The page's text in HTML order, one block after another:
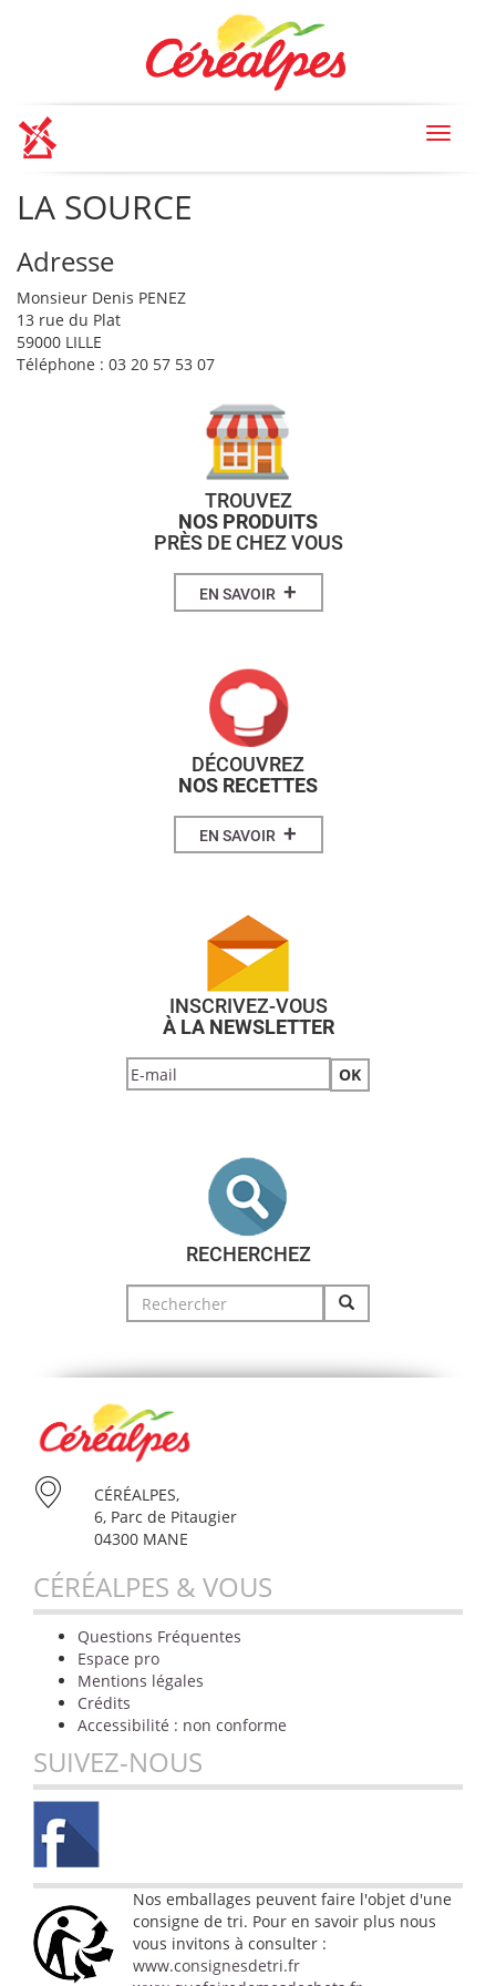
Toggle
LA SOURCE
Adresse
Monsieur Denis PENEZ
13 rue du Plat
59000 LILLE
Téléphone : 03 20 57 53 07
TROUVEZ
NOS PRODUITS
PRÈS DE CHEZ VOUS
EN SAVOIR +
DÉCOUVREZ
NOS RECETTES
EN SAVOIR +
INSCRIVEZ-VOUS
À LA NEWSLETTER
RECHERCHEZ
Search
for:
CÉRÉALPES,
6, Parc de Pitaugier
04300 MANE
CÉRÉALPES & VOUS
Questions Fréquentes
Espace pro
Mentions légales
Crédits
Accessibilité : non conforme
SUIVEZ-NOUS
Nos emballages peuvent faire l'objet d'une
consigne de tri. Pour en savoir plus nous
vous invitons à consulter :
www.consignesdetri.fr